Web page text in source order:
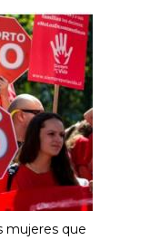
mujeres que